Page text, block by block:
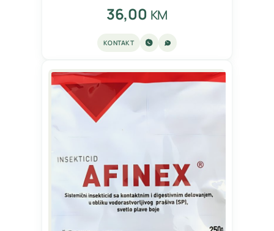
36,00 KM
KONTAKT